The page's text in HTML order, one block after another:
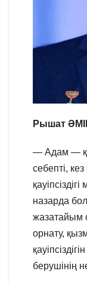
Рышат
— Адам —
себепті,
назарда
жазатайым
орнату,
берушінің